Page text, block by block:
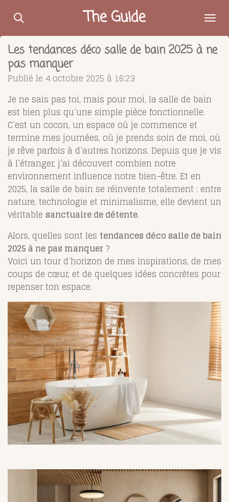
Passer
contenu
principal
The Guide
Les tendances déco salle de bain 2025 à ne
pas manquer
Publié le 4 octobre 2025 à 16:23
Je ne sais pas toi, mais pour moi, la salle de bain
est bien plus qu’une simple pièce fonctionnelle.
C’est un cocon, un espace où je commence et
termine mes journées, où je prends soin de moi, où
je rêve parfois à d’autres horizons. Depuis que je vis
à l’étranger, j’ai découvert combien notre
environnement influence notre bien-être. Et en
2025, la salle de bain se réinvente totalement : entre
nature, technologie et minimalisme, elle devient un
véritable sanctuaire de détente.
Alors, quelles sont les tendances déco salle de bain
2025 à ne pas manquer ?
Voici un tour d’horizon de mes inspirations, de mes
coups de cœur, et de quelques idées concrètes pour
repenser ton espace.